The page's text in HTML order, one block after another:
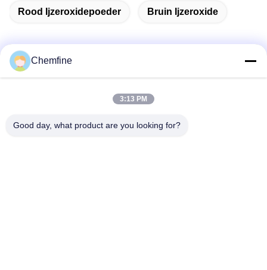
Rood Ijzeroxidepoeder Bruin Ijzeroxide
Zaal 924, Road van No.813 Yinxiu, Wuxi-Stad, Jiangsu,
Chemfine
3:13 PM
Good day, what product are you looking for?